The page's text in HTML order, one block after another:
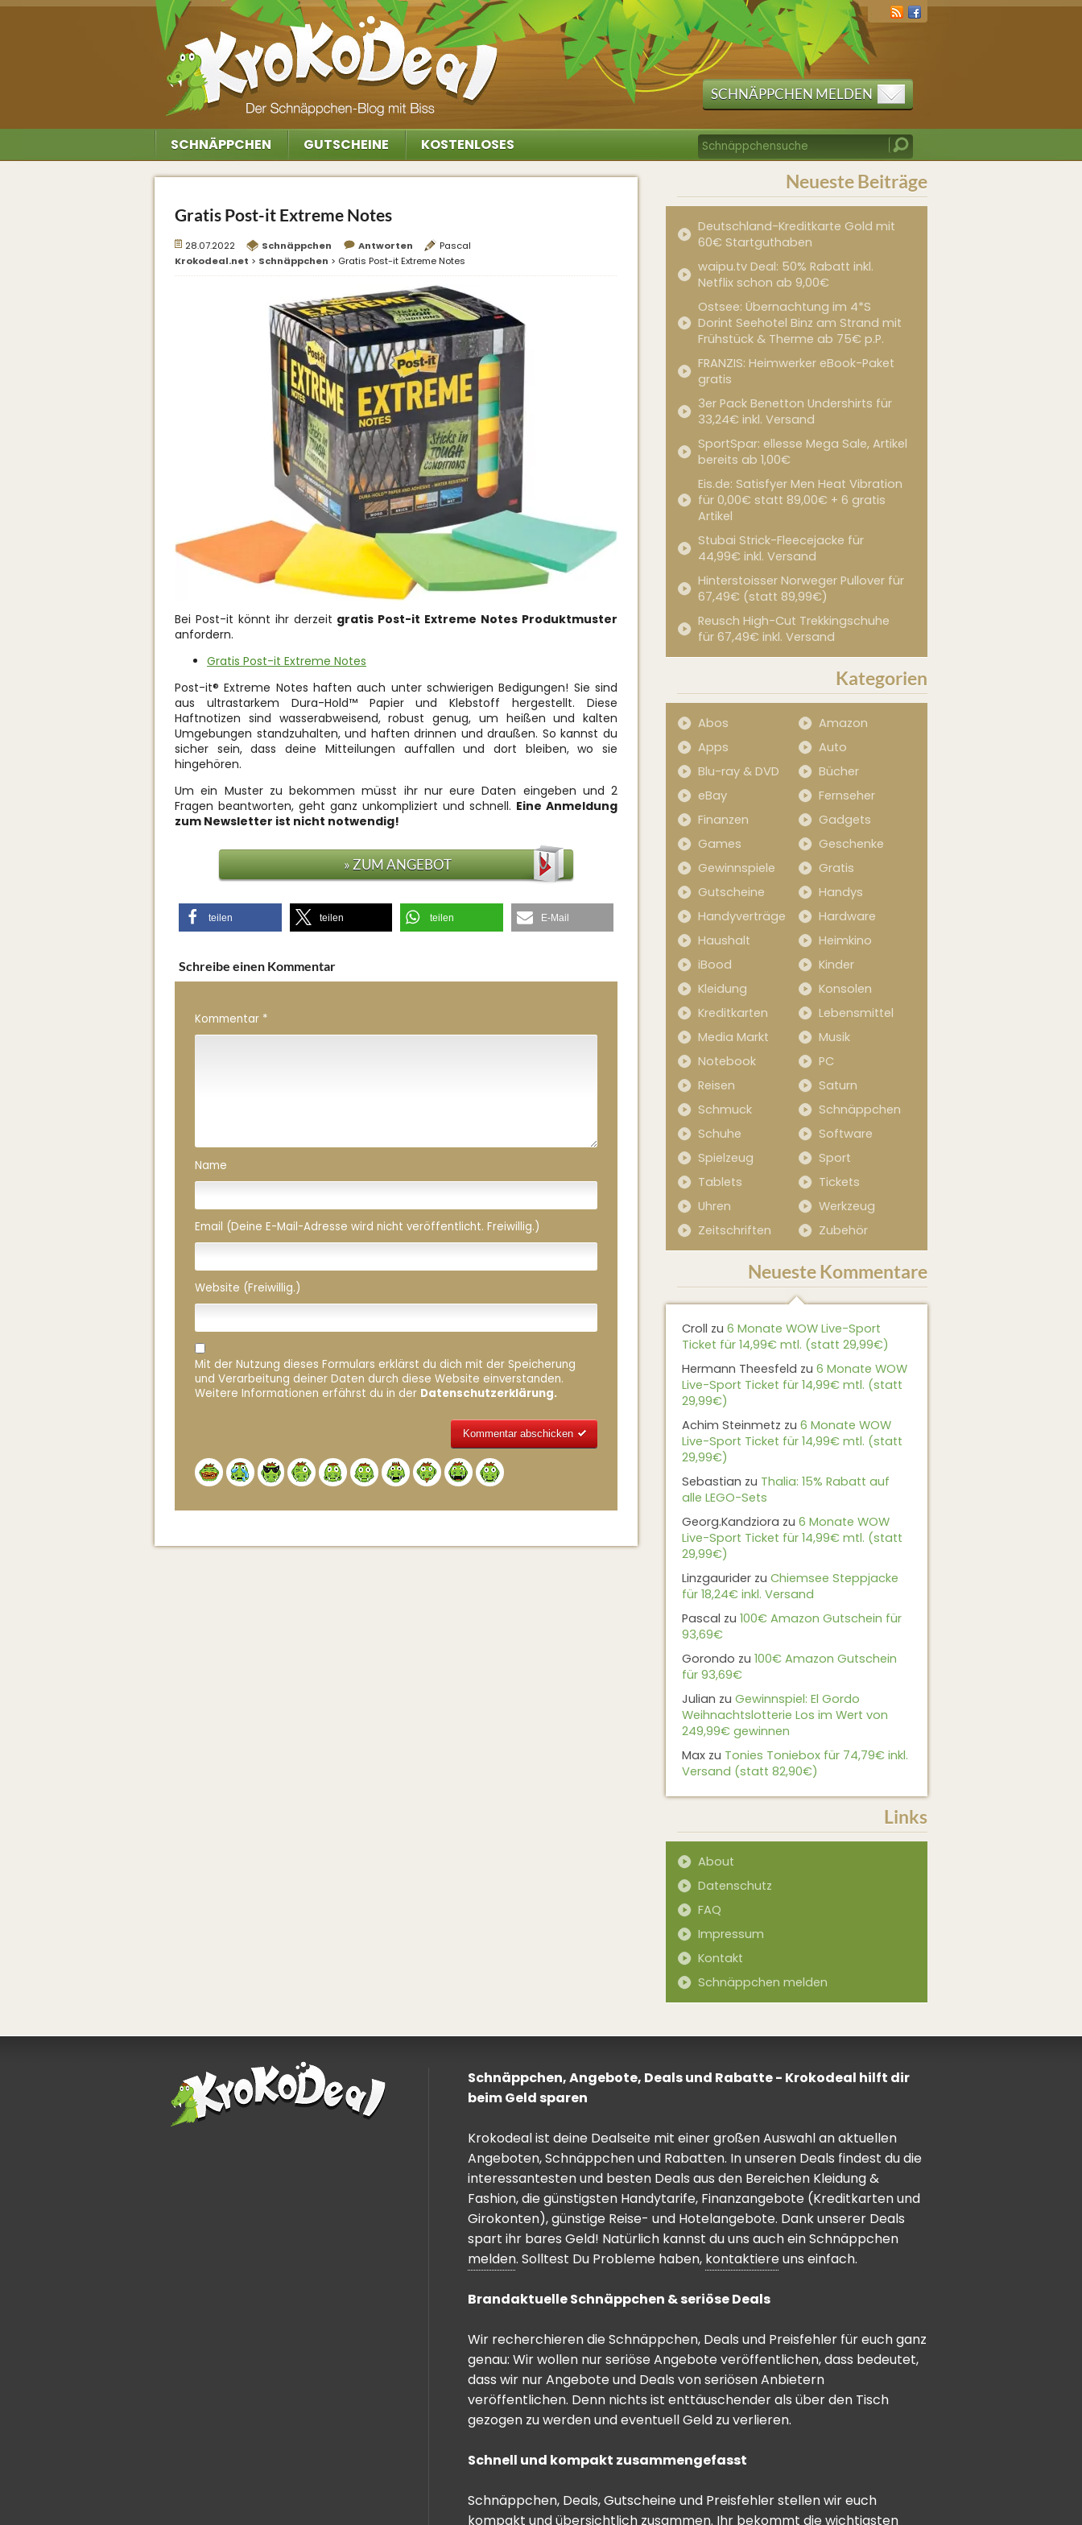
SCHNÄPPCHEN MELDEN
SCHNÄPPCHEN GUTSCHEINE KOSTENLOSES
Gratis Post-it Extreme Notes
28.07.2022 Schnäppchen Antworten
Pascal
Krokodeal.net > Schnäppchen > Gratis Post-it Extreme Notes
Bei Post-it könnt ihr derzeit gratis Post-it Extreme Notes Produktmuster
anfordern.
Gratis Post-it Extreme Notes
Post-it® Extreme Notes haften auch unter schwierigen Bedigungen! Sie sind
aus ultrastarkem Dura-Hold™ Papier und Klebstoff hergestellt. Diese
Haftnotizen sind wasserabweisend, robust genug, um heißen und kalten
Umgebungen standzuhalten, und haften drinnen und draußen. So kannst du
sicher sein, dass deine Mitteilungen auffallen und dort bleiben, wo sie
hingehören.
Um ein Muster zu bekommen müsst ihr nur eure Daten eingeben und 2
Fragen beantworten, geht ganz unkompliziert und schnell. Eine Anmeldung
zum Newsletter ist nicht notwendig!
» ZUM ANGEBOT
teilen teilen teilen E-Mail
Schreibe einen Kommentar
Kommentar *
Name
Email (Deine E-Mail-Adresse wird nicht veröffentlicht. Freiwillig.)
Website (Freiwillig.)
Mit der Nutzung dieses Formulars erklärst du dich mit der Speicherung
und Verarbeitung deiner Daten durch diese Website einverstanden.
Weitere Informationen erfährst du in der Datenschutzerklärung.
Neueste Beiträge
Deutschland-Kreditkarte Gold mit
60€ Startguthaben
waipu.tv Deal: 50% Rabatt inkl.
Netflix schon ab 9,00€
Ostsee: Übernachtung im 4*S
Dorint Seehotel Binz am Strand mit
Frühstück & Therme ab 75€ p.P.
FRANZIS: Heimwerker eBook-Paket
gratis
3er Pack Benetton Undershirts für
33,24€ inkl. Versand
SportSpar: ellesse Mega Sale, Artikel
bereits ab 1,00€
Eis.de: Satisfyer Men Heat Vibration
für 0,00€ statt 89,00€ + 6 gratis
Artikel
Stubai Strick-Fleecejacke für
44,99€ inkl. Versand
Hinterstoisser Norweger Pullover für
67,49€ (statt 89,99€)
Reusch High-Cut Trekkingschuhe
für 67,49€ inkl. Versand
Kategorien
Abos
Amazon
Apps
Auto
Blu-ray & DVD
Bücher
eBay
Fernseher
Finanzen
Gadgets
Games
Geschenke
Gewinnspiele
Gratis
Gutscheine
Handys
Handyverträge
Hardware
Haushalt
Heimkino
iBood
Kinder
Kleidung
Konsolen
Kreditkarten
Lebensmittel
Media Markt
Musik
Notebook
PC
Reisen
Saturn
Schmuck
Schnäppchen
Schuhe
Software
Spielzeug
Sport
Tablets
Tickets
Uhren
Werkzeug
Zeitschriften
Zubehör
Neueste Kommentare
Croll zu 6 Monate WOW Live-Sport
Ticket für 14,99€ mtl. (statt 29,99€)
Hermann Theesfeld zu 6 Monate WOW
Live-Sport Ticket für 14,99€ mtl. (statt
29,99€)
Achim Steinmetz zu 6 Monate WOW
Live-Sport Ticket für 14,99€ mtl. (statt
29,99€)
Sebastian zu Thalia: 15% Rabatt auf
alle LEGO-Sets
Georg.Kandziora zu 6 Monate WOW
Live-Sport Ticket für 14,99€ mtl. (statt
29,99€)
Linzgaurider zu Chiemsee Steppjacke
für 18,24€ inkl. Versand
Pascal zu 100€ Amazon Gutschein für
93,69€
Gorondo zu 100€ Amazon Gutschein
für 93,69€
Julian zu Gewinnspiel: El Gordo
Weihnachtslotterie Los im Wert von
249,99€ gewinnen
Max zu Tonies Toniebox für 74,79€ inkl.
Versand (statt 82,90€)
Links
About
Datenschutz
FAQ
Impressum
Kontakt
Schnäppchen melden
Schnäppchen, Angebote, Deals und Rabatte - Krokodeal hilft dir
beim Geld sparen
Krokodeal ist deine Dealseite mit einer großen Auswahl an aktuellen
Angeboten, Schnäppchen und Rabatten. In unseren Deals findest du die
interessantesten und besten Deals aus den Bereichen Kleidung &
Fashion, die günstigsten Handytarife, Finanzangebote (Kreditkarten und
Girokonten), günstige Reise- und Hotelangebote. Dank unserer Deals
spart ihr bares Geld! Natürlich kannst du uns auch ein Schnäppchen
melden. Solltest Du Probleme haben, kontaktiere uns einfach.
Brandaktuelle Schnäppchen & seriöse Deals
Wir recherchieren die Schnäppchen, Deals und Preisfehler für euch ganz
genau: Wir wollen nur seriöse Angebote veröffentlichen, dass bedeutet,
dass wir nur Angebote und Deals von seriösen Anbietern
veröffentlichen. Denn nichts ist enttäuschender als über den Tisch
gezogen zu werden und eventuell Geld zu verlieren.
Schnell und kompakt zusammengefasst
Schnäppchen, Deals, Gutscheine und Preisfehler stellen wir euch
kompakt und übersichtlich zusammen. Ihr bekommt die wichtigsten